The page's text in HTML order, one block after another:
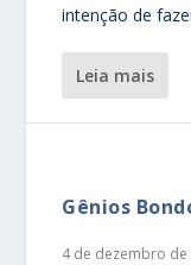
intenção de
leia mais
Gênios
4 de dezembro de